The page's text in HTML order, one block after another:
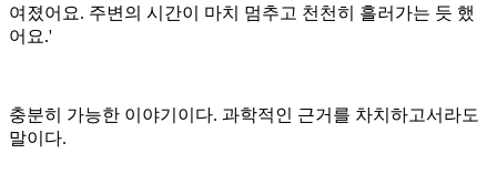
여졌어요. 주변의 시간이 마치 멈추고 천천히 흘러가는 듯 했
어요.'
충분히 가능한 이야기이다. 과학적인 근거를 차치하고서라도
말이다.